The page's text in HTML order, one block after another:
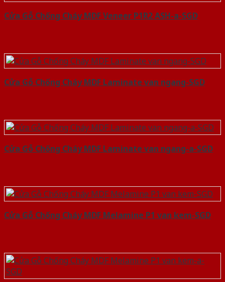
Cửa Gỗ Chống Cháy MDF Veneer P1R2 ASH-a-SGD
Cửa Gỗ Chống Cháy MDF Laminate van ngang-SGD
Cửa Gỗ Chống Cháy MDF Laminate van ngang-a-SGD
Cửa Gỗ Chống Cháy MDF Melamine P1 van kem-SGD